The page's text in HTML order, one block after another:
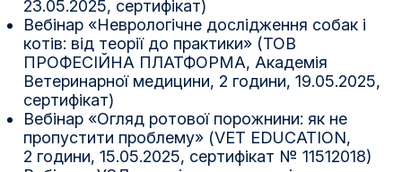
23.05.2025, сертифікат)
Вебінар «Неврологічне дослідження собак і
котів: від теорії до практики» (ТОВ
ПРОФЕСІЙНА ПЛАТФОРМА, Академія
Ветеринарної медицини, 2 години, 19.05.2025,
сертифікат)
Вебінар «Огляд ротової порожнини: як не
пропустити проблему» (VET EDUCATION,
2 години, 15.05.2025, сертифікат № 11512018)